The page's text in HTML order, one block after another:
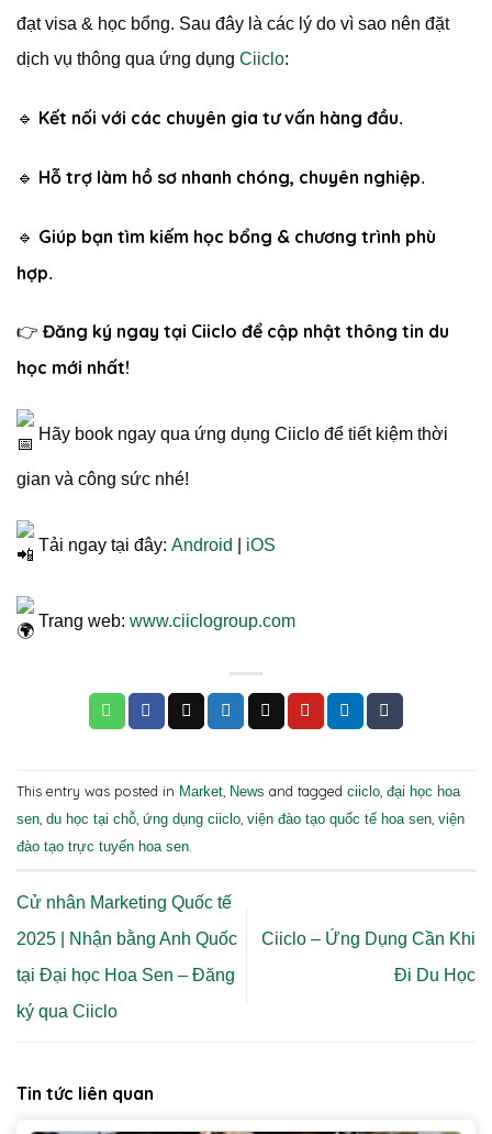
đạt visa & học bổng. Sau đây là các lý do vì sao nên đặt
dịch vụ thông qua ứng dụng Ciiclo:
🔹 Kết nối với các chuyên gia tư vấn hàng đầu.
🔹 Hỗ trợ làm hồ sơ nhanh chóng, chuyên nghiệp.
🔹 Giúp bạn tìm kiếm học bổng & chương trình phù
hợp.
👉 Đăng ký ngay tại Ciiclo để cập nhật thông tin du
học mới nhất!
Hãy book ngay qua ứng dụng Ciiclo để tiết kiệm thời
gian và công sức nhé!
Tải ngay tại đây: Android iOS
Trang web: www.ciiclogroup.com
This entry was posted in Market, News and tagged ciiclo, đại học hoa
sen, du học tại chỗ, ứng dụng ciiclo, viện đào tạo quốc tế hoa sen, viện
đào tạo trực tuyến hoa sen.
Cử nhân Marketing Quốc tế
2025 | Nhận bằng Anh Quốc
tại Đại học Hoa Sen – Đăng
ký qua Ciiclo
Ciiclo – Ứng Dụng Cần Khi
Đi Du Học
Tin tức liên quan